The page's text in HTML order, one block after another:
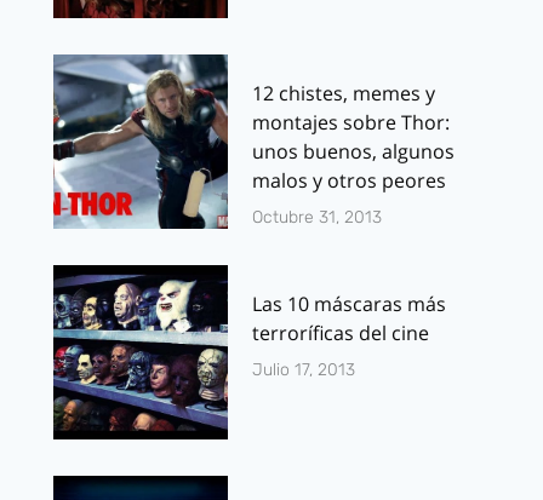
12 chistes, memes y
montajes sobre Thor:
unos buenos, algunos
malos y otros peores
Octubre 31, 2013
Las 10 máscaras más
terroríficas del cine
Julio 17, 2013